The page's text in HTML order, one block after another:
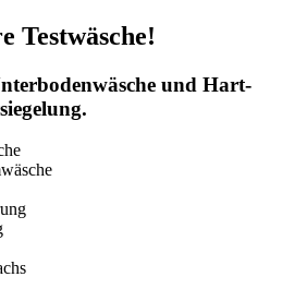
Testwäsche!
und Hart-